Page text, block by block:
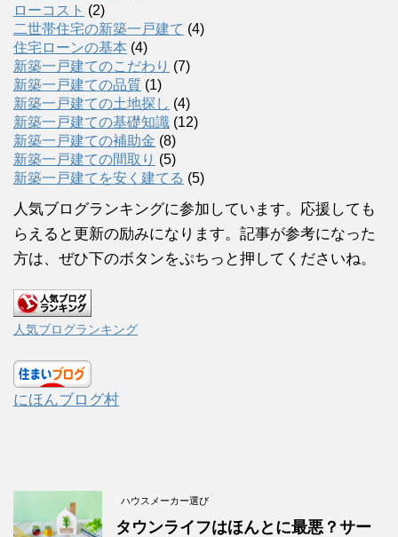
ローコスト (2)
二世帯住宅の新築一戸建て (4)
住宅ローンの基本 (4)
新築一戸建てのこだわり (7)
新築一戸建ての品質 (1)
新築一戸建ての土地探し (4)
新築一戸建ての基礎知識 (12)
新築一戸建ての補助金 (8)
新築一戸建ての間取り (5)
新築一戸建てを安く建てる (5)
人気ブログランキングに参加しています。応援しても
らえると更新の励みになります。記事が参考になった
方は、ぜひ下のボタンをぷちっと押してくださいね。
人気ブログランキング
にほんブログ村
ハウスメーカー選び
タウンライフはほんとに最悪？サー